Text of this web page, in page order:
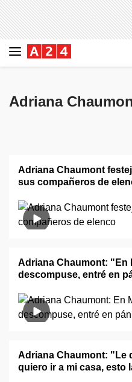
Adriana
Adriana Chaumont
sus compañeros de
Adriana Chaumont: "En
descompuse, entré en
Adriana Chaumont: "Le
quiero ir a mi casa, esto